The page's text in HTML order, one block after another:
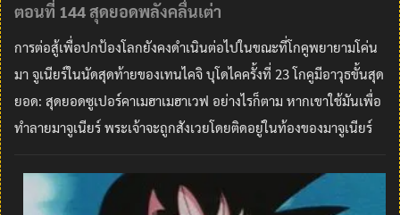
ตอนที่ 144 สุดยอดพลังคลื่นเต่า
การต่อสู้เพื่อปกป้องโลกยังคงดำเนินต่อไปในขณะที่โกคูพยายามโค่น
มา จูเนียร์ในนัดสุดท้ายของเทนไคจิ บุโดไคครั้งที่ 23 โกคูมีอาวุธขั้นสุด
ยอด: สุดยอดซูเปอร์คาเมฮาเมฮาเวฟ อย่างไรก็ตาม หากเขาใช้มันเพื่อ
ทำลายมาจูเนียร์ พระเจ้าจะถูกสังเวยโดยติดอยู่ในท้องของมาจูเนียร์